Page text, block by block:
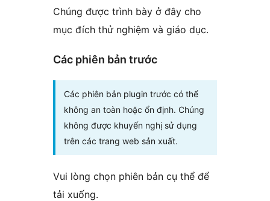
Chúng được trình bày ở đây cho
mục đích thử nghiệm và giáo dục.
Các phiên bản trước
Các phiên bản plugin trước có thể
không an toàn hoặc ổn định. Chúng
không được khuyến nghị sử dụng
trên các trang web sản xuất.
Vui lòng chọn phiên bản cụ thể để
tải xuống.